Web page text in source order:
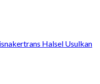
Halsel Usulkan